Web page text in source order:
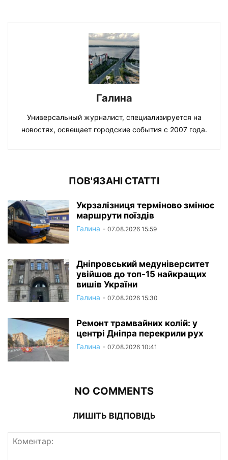
Галина
Универсальный журналист, специализируется на
новостях, освещает городские события с 2007 года.
ПОВ'ЯЗАНІ СТАТТІ
Укрзалізниця терміново змінює
маршрути поїздів
Галина - 07.08.2026 15:59
Дніпровський медуніверситет
увійшов до топ-15 найкращих
вишів України
Галина - 07.08.2026 15:30
Ремонт трамвайних колій: у
центрі Дніпра перекрили рух
Галина - 07.08.2026 10:41
NO COMMENTS
ЛИШІТЬ ВІДПОВІДЬ